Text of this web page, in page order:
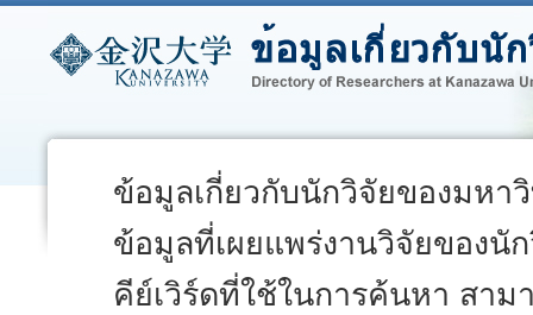
ข้อมูลเกี่ยวกับนักวิจัยของมหา
ข้อมูลที่เผยแพร่งานวิจัยของนั
คีย์เวิร์ดที่ใช้ในการค้นหา สา